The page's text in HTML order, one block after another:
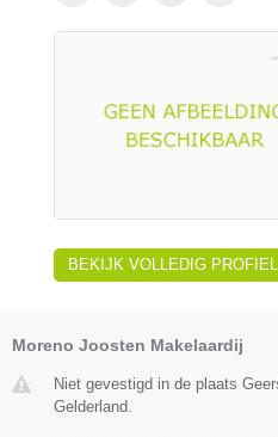
BEKIJK VOLLEDIG PROFIEL
Moreno Joosten Makelaardij
Niet gevestigd in de plaats
Gelderland.